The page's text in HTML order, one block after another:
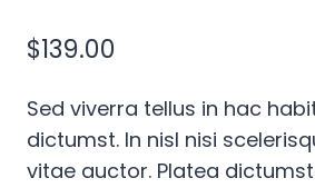
$139.00
Sed viverra tellus in hac
dictumst. In nisl nisi
vitae auctor. Platea